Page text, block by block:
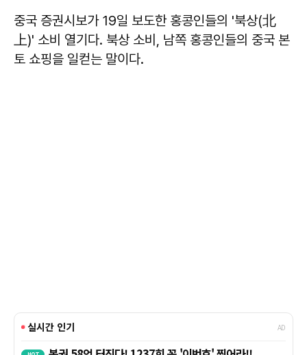
중국 증권시보가 19일 보도한 홍콩인들의 '북상(北
上)' 소비 열기다. 북상 소비, 남쪽 홍콩인들의 중국 본
토 쇼핑을 일컫는 말이다.